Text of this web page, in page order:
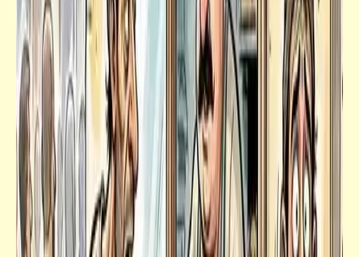
فيدراديو
المشاهد الأكثر إثارة لبطل الفنون القتالية "دوني
ين"